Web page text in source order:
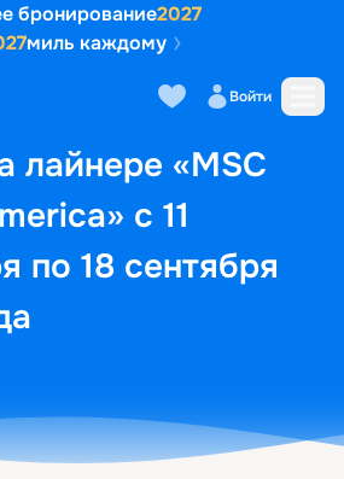
бронирование2027
миль каждому
Войти
лайнере «MSC
с 11
по 18 сентября
Выбор кают Маршрут и